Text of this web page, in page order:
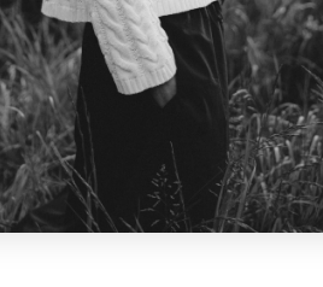
Bittan Sweater
1 019 kr
1 699 kr